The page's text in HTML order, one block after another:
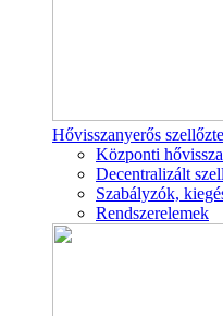
Hővisszanyerős
Központi
Decentralizált
Szabályzók,
Rendszerelemek